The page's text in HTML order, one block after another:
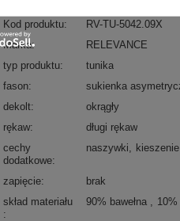
Kod produktu
RV-TU-5042.09X
Marka
RELEVANCE
typ produktu
tunika
fason
sukienka
dekolt
okrągły
rękaw
długi rękaw
cechy
dodatkowe
naszywki kieszenie
zapięcie
brak
skład materiału
90% bawełna